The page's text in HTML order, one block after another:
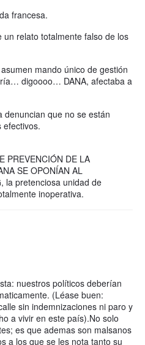
francesa.
un relato totalmente falso de los
mando único de gestión
digoooo… DANA, afectaba a
denuncian que no se están
efectivos.
PREVENCIÓN DE LA
SE OPONÍAN AL
la pretenciosa unidad de
inoperativa.
nuestros políticos deberían
(Léase buen:
sin indemnizaciones ni paro y
a vivir en este país).No solo
es que ademas son malsanos
a los que se les nota tanto su